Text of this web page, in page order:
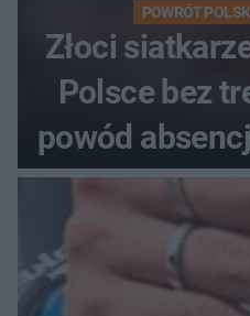
POWRÓT
Złoci
Polsce bez
powód